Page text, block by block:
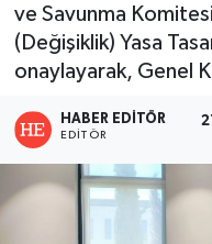
ve Savunma
(Değişiklik) Yasa
onaylayarak, Genel
HABER EDITÖR
EDITÖR